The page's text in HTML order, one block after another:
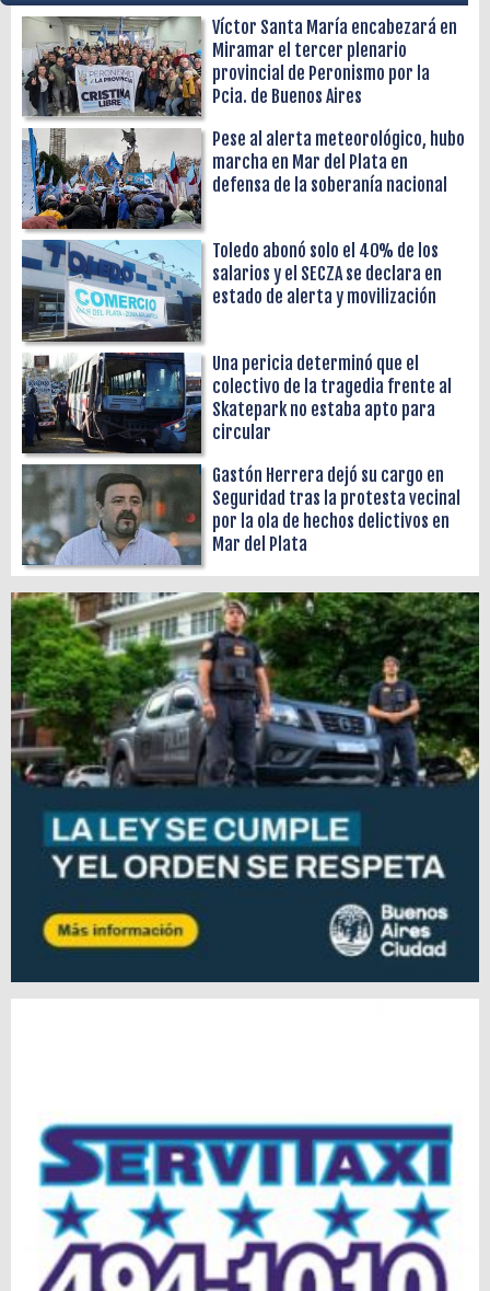
Víctor Santa María encabezará en
Miramar el tercer plenario
provincial de Peronismo por la
Pcia. de Buenos Aires
Pese al alerta meteorológico, hubo
marcha en Mar del Plata en
defensa de la soberanía nacional
Toledo abonó solo el 40% de los
salarios y el SECZA se declara en
estado de alerta y movilización
Una pericia determinó que el
colectivo de la tragedia frente al
Skatepark no estaba apto para
circular
Gastón Herrera dejó su cargo en
Seguridad tras la protesta vecinal
por la ola de hechos delictivos en
Mar del Plata